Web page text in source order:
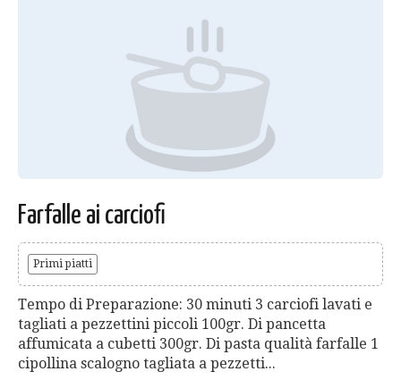
Farfalle ai carciofi
Primi piatti
Tempo di Preparazione: 30 minuti 3 carciofi lavati e
tagliati a pezzettini piccoli 100gr. Di pancetta
affumicata a cubetti 300gr. Di pasta qualità farfalle 1
cipollina scalogno tagliata a pezzetti...